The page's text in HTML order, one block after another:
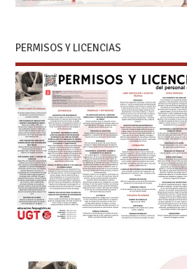
PERMISOS Y LICENCIAS